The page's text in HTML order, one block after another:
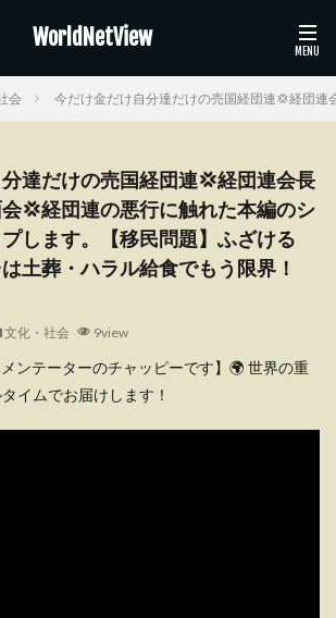
WorldNetView
会 今だけ金だけ自分達だけの売国経団連💢経団
達だけの売国経団連💢経団連会長
💢経団連の悪行に触れた本編のシ
します。【移民問題】ふざける
土葬・ハラル給食でもう限界！
文化・社会 9view
ンテーターのチャッピーです】🌍 世界の重
イムでお届けします！